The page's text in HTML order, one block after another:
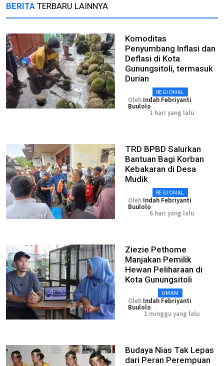
BERITA TERBARU LAINNYA
Komoditas
Penyumbang Inflasi dan
Deflasi di Kota
Gunungsitoli, termasuk
Durian
REGIONAL
Oleh Indah Febriyanti
Buulolo
1 hari yang lalu
TRD BPBD Salurkan
Bantuan Bagi Korban
Kebakaran di Desa
Mudik
REGIONAL
Oleh Indah Febriyanti
Buulolo
6 hari yang lalu
Ziezie Pethome
Manjakan Pemilik
Hewan Peliharaan di
Kota Gunungsitoli
UMKM
Oleh Indah Febriyanti
Buulolo
1 minggu yang lalu
Budaya Nias Tak Lepas
dari Peran Perempuan